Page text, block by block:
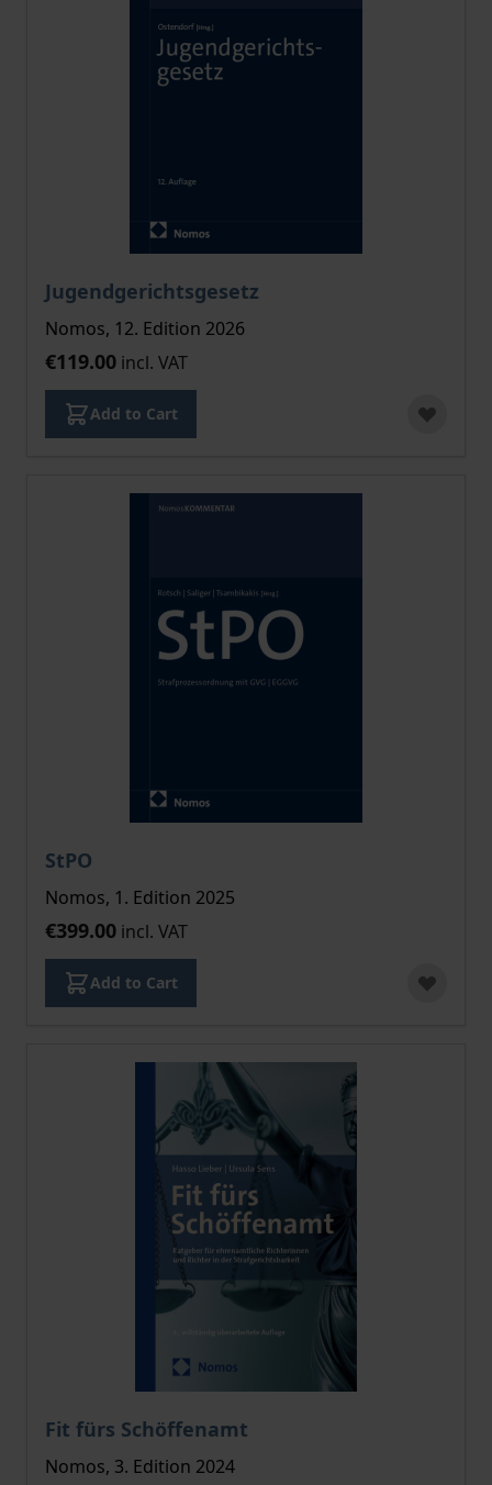
Jugendgerichtsgesetz
Nomos, 12. Edition 2026
€119.00 incl. VAT
Add to Cart
StPO
Nomos, 1. Edition 2025
€399.00 incl. VAT
Add to Cart
Fit fürs Schöffenamt
The price depends on the options chosen on the
Nomos, 3. Edition 2024